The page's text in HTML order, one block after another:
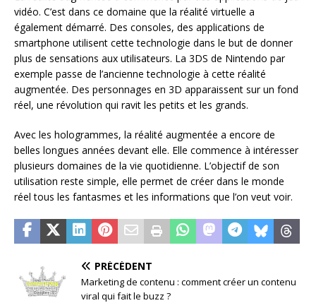
vidéo. C’est dans ce domaine que la réalité virtuelle a
également démarré. Des consoles, des applications de
smartphone utilisent cette technologie dans le but de donner
plus de sensations aux utilisateurs. La 3DS de Nintendo par
exemple passe de l’ancienne technologie à cette réalité
augmentée. Des personnages en 3D apparaissent sur un fond
réel, une révolution qui ravit les petits et les grands.
Avec les hologrammes, la réalité augmentée a encore de
belles longues années devant elle. Elle commence à intéresser
plusieurs domaines de la vie quotidienne. L’objectif de son
utilisation reste simple, elle permet de créer dans le monde
réel tous les fantasmes et les informations que l’on veut voir.
PRÉCÉDENT
Marketing de contenu : comment créer un contenu
viral qui fait le buzz ?